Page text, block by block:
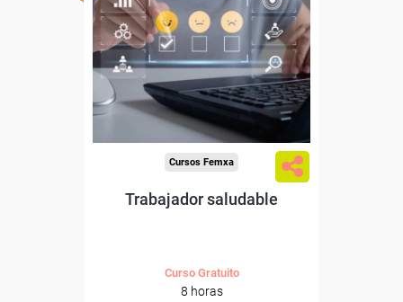
Para desempleados,
trabajadores y autónomos
de Castilla y Leon.
Para todos los sectores.
Cursos Femxa
Trabajador saludable
Curso Gratuito
8 horas